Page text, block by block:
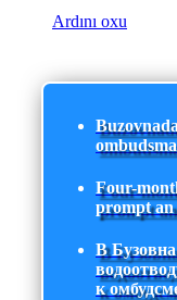
Ardını oxu
Four-
prompt an
В
к